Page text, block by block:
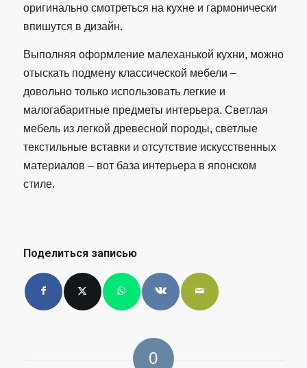
оригинально смотреться на кухне и гармонически
впишутся в дизайн.
Выполняя оформление малеханькой кухни, можно
отыскать подмену классической мебели –
довольно только использовать легкие и
малогабаритные предметы интерьера. Светлая
мебель из легкой древесной породы, светлые
текстильные вставки и отсутствие искусственных
материалов – вот база интерьера в японском
стиле.
Поделиться записью
0